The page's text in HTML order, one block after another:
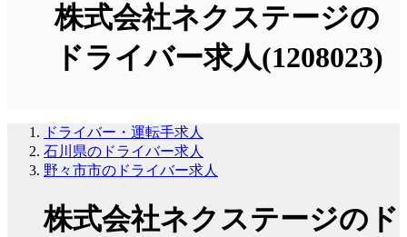
株式会社ネクステージの
ドライバー求人(1208023)
ドライバー・運転手求人
石川県のドライバー求人
野々市市のドライバー求人
株式会社ネクステージのド